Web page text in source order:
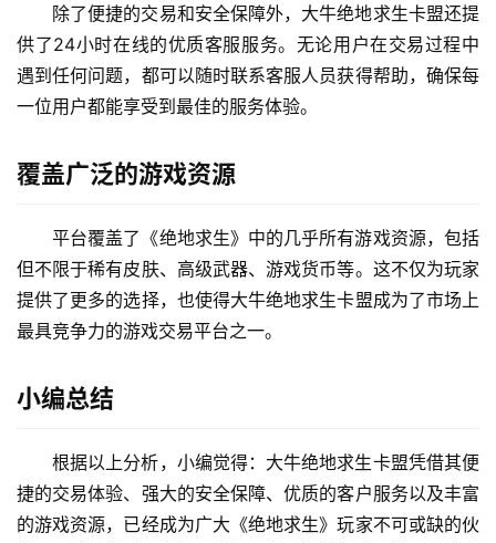
除了便捷的交易和安全保障外，大牛绝地求生卡盟还提
供了24小时在线的优质客服服务。无论用户在交易过程中
遇到任何问题，都可以随时联系客服人员获得帮助，确保每
一位用户都能享受到最佳的服务体验。
覆盖广泛的游戏资源
平台覆盖了《绝地求生》中的几乎所有游戏资源，包括
但不限于稀有皮肤、高级武器、游戏货币等。这不仅为玩家
提供了更多的选择，也使得大牛绝地求生卡盟成为了市场上
最具竞争力的游戏交易平台之一。
小编总结
根据以上分析，小编觉得：大牛绝地求生卡盟凭借其便
捷的交易体验、强大的安全保障、优质的客户服务以及丰富
的游戏资源，已经成为广大《绝地求生》玩家不可或缺的伙